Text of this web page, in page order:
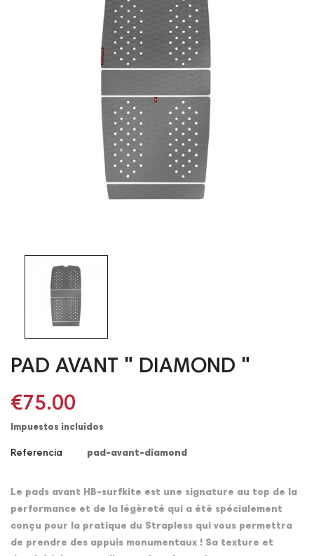
PAD AVANT " DIAMOND "
€75.00
Impuestos incluidos
Referencia pad-avant-diamond
Le pads avant HB-surfkite est une signature au top de la
performance et de la légèreté qui a été spécialement
conçu pour la pratique du Strapless qui vous permettra
de prendre des appuis monumentaux ! Sa texture et